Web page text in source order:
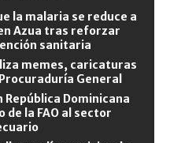
la malaria se reduce a
Azua tras reforzar
sanitaria
memes, caricaturas
General
Dominicana
la FAO al sector